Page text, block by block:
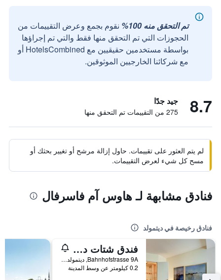
تم التحقق منه 100%
نقوم بجمع وعرض التقييمات من
الحجوزات التي تم التحقق منها فقط والتي تم إجراؤها
بواسطة مستخدمين حقيقيين مع HotelsCombined أو
مع شركائنا الخارجيين الموثوقين.
8.7 جيد جدًا
275 من التقييمات تم التحقق منها
لم يتم العثور على تقييمات. حاول إزالة مرشح أو تغيير بحثك أو
مسح كل شيء لعرض التقييمات.
فنادق مشابهة لـ هاوس آم فاسرفال
فنادق رخيصة في ديتمولد
فندق شتات ديتمولد
Bahnhofstrasse 9A, ديتمولد, ولاية شمال الراين وستفاليا, ألمانيا
0.2 كيلومتر عن وسط المدينة